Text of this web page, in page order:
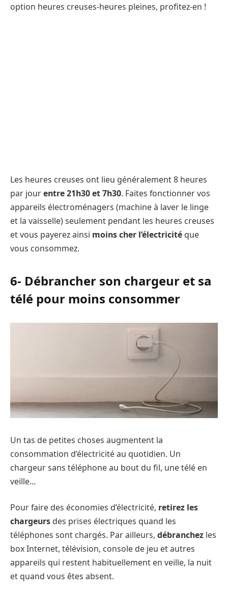
option heures creuses-heures pleines, profitez-en !
Les heures creuses ont lieu généralement 8 heures
par jourentre 21h30 et 7h30. Faites fonctionner vos
appareils électroménagers (machine à laver le linge
et la vaisselle) seulement pendant les heures creuses
et vous payerez ainsi moins cher l’électricité que
vous consommez.
6- Débrancher son chargeur et sa
télé pour moins consommer
Un tas de petites choses augmentent la
consommation d’électricité au quotidien. Un
chargeur sans téléphone au bout du fil, une télé en
veille…
Pour faire des économies d’électricité, retirez les
chargeurs des prises électriques quand les
téléphones sont chargés. Par ailleurs, débranchez les
box Internet, télévision, console de jeu et autres
appareils qui restent habituellement en veille, la nuit
et quand vous êtes absent.